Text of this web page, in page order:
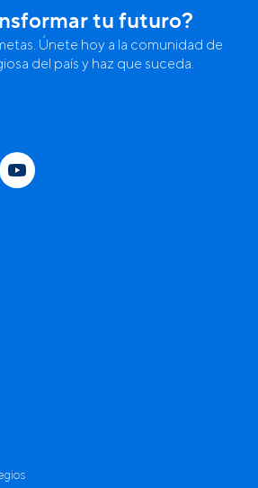
tu futuro?
Únete hoy a la comunidad de
del país y haz que suceda.